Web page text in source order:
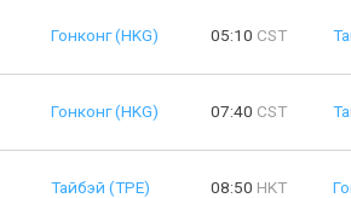
Гонконг (HKG) 05:10 CST
Гонконг (HKG) 07:40 CST
Тайбэй (TPE) 08:50 HKT